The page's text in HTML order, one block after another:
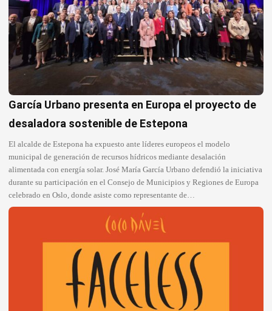
García Urbano presenta en Europa el proyecto de
desaladora sostenible de Estepona
El alcalde de Estepona ha expuesto ante líderes europeos el modelo
municipal de generación de recursos hídricos mediante desalación
alimentada con energía solar. José María García Urbano defendió la iniciativa
durante su participación en el Consejo de Municipios y Regiones de Europa
celebrado en Oslo, donde asiste como representante de…